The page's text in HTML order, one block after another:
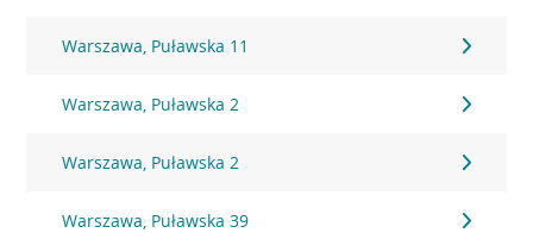
Warszawa, Puławska 11
Warszawa, Puławska 2
Warszawa, Puławska 2
Warszawa, Puławska 39